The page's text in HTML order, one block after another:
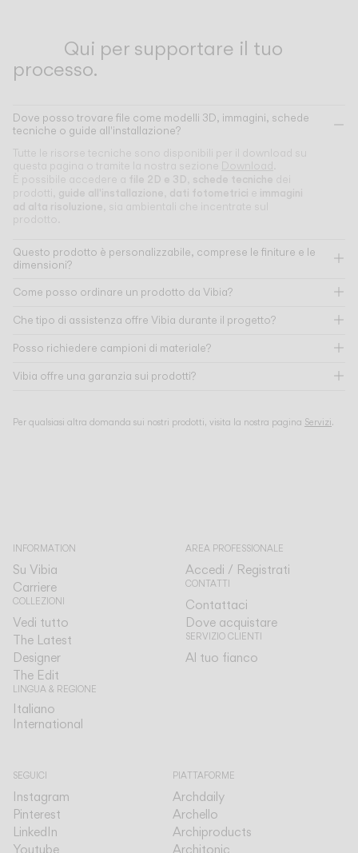
Qui per supportare il tuo
processo.
Dove posso trovare file come modelli 3D, immagini, schede
tecniche o guide all'installazione?
Tutte le risorse tecniche sono disponibili per il download su
questa pagina o tramite la nostra sezione Download
È possibile accedere a file 2D e 3D schede tecniche dei
prodotti, guide all'installazione dati fotometrici e immagini
ad alta risoluzione , sia ambientali che incentrate sul
prodotto.
Questo prodotto è personalizzabile, comprese le finiture e le
dimensioni?
Come posso ordinare un prodotto da Vibia?
Che tipo di assistenza offre Vibia durante il progetto?
Posso richiedere campioni di materiale?
Vibia offre una garanzia sui prodotti?
Per qualsiasi altra domanda sui nostri prodotti, visita la nostra pagina Servizi.
INFORMATION
Su Vibia
Carriere
COLLEZIONI
Vedi tutto
The Latest
Designer
The Edit
LINGUA & REGIONE
Italiano
International
AREA PROFESSIONALE
Accedi / Registrati
CONTATTI
Contattaci
Dove acquistare
SERVIZIO CLIENTI
Al tuo fianco
SEGUICI
Instagram
Pinterest
LinkedIn
Youtube
PIATTAFORME
Archdaily
Archello
Archiproducts
Architonic